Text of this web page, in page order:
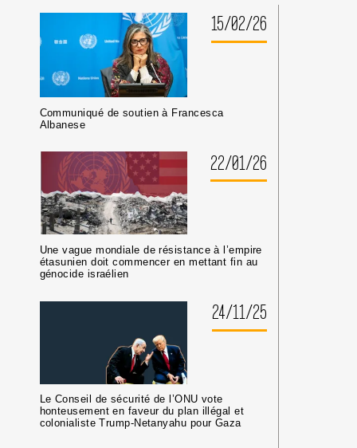
CRIMINEL·LES
DE
GUERRE
ISRAÉLIEN·NES
PRÉSUMÉ·ES
DANS
MILIEUX
CULTURELS
15/02/26
Communiqué de soutien à Francesca
Albanese
22/01/26
Une vague mondiale de résistance à l’empire
étasunien doit commencer en mettant fin au
génocide israélien
24/11/25
Le Conseil de sécurité de l’ONU vote
honteusement en faveur du plan illégal et
colonialiste Trump-Netanyahu pour Gaza